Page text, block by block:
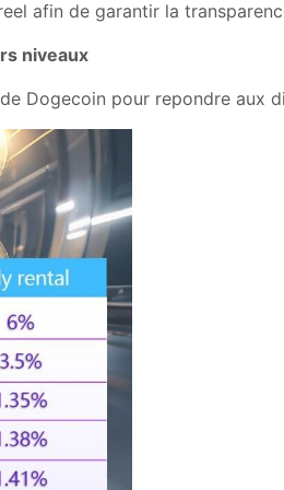
afin de garantir la
niveaux
Dogecoin pour repondre aux